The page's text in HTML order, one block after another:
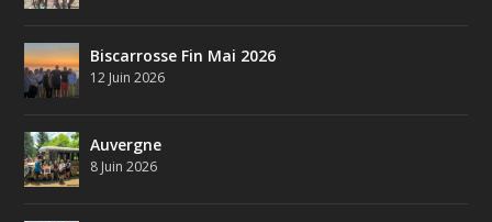
Biscarrosse Fin Mai 2026
12 Juin 2026
Auvergne
8 Juin 2026